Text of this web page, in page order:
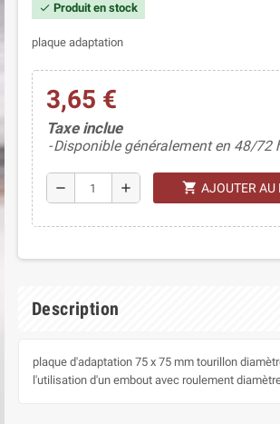
check Produit en stock
plaque adaptation
3,65 €
Taxe inclue
Disponible généralement en 48/72
remove add shopping_cart AJOUTER AU
Description
plaque d'adaptation 75 x 75 mm tourillon
l'utilisation d'un embout avec roulement